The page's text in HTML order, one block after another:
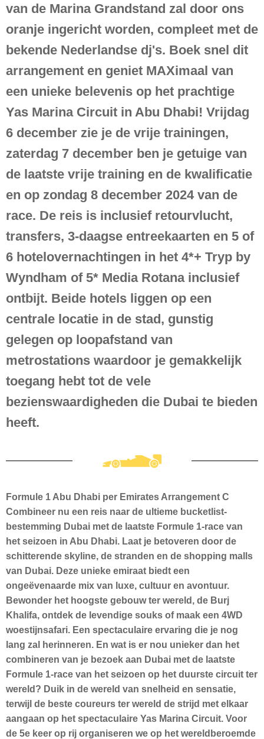
van de Marina Grandstand zal door ons
oranje ingericht worden, compleet met de
bekende Nederlandse dj's. Boek snel dit
arrangement en geniet MAXimaal van
een unieke belevenis op het prachtige
Yas Marina Circuit in Abu Dhabi! Vrijdag
6 december zie je de vrije trainingen,
zaterdag 7 december ben je getuige van
de laatste vrije training en de kwalificatie
en op zondag 8 december 2024 van de
race. De reis is inclusief retourvlucht,
transfers, 3-daagse entreekaarten en 5 of
6 hotelovernachtingen in het 4*+ Tryp by
Wyndham of 5* Media Rotana inclusief
ontbijt. Beide hotels liggen op een
centrale locatie in de stad, gunstig
gelegen op loopafstand van
metrostations waardoor je gemakkelijk
toegang hebt tot de vele
bezienswaardigheden die Dubai te bieden
heeft.
Formule 1 Abu Dhabi per Emirates Arrangement C
Combineer nu een reis naar de ultieme bucketlist-
bestemming Dubai met de laatste Formule 1-race van
het seizoen in Abu Dhabi. Laat je betoveren door de
schitterende skyline, de stranden en de shopping malls
van Dubai. Deze unieke emiraat biedt een
ongeëvenaarde mix van luxe, cultuur en avontuur.
Bewonder het hoogste gebouw ter wereld, de Burj
Khalifa, ontdek de levendige souks of maak een 4WD
woestijnsafari. Een spectaculaire ervaring die je nog
lang zal herinneren. En wat is er nou unieker dan het
combineren van je bezoek aan Dubai met de laatste
Formule 1-race van het seizoen op het duurste circuit ter
wereld? Duik in de wereld van snelheid en sensatie,
terwijl de beste coureurs ter wereld de strijd met elkaar
aangaan op het spectaculaire Yas Marina Circuit. Voor
de 5e keer op rij organiseren we op het wereldberoemde